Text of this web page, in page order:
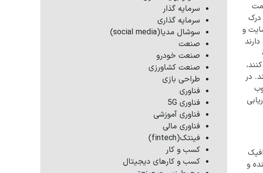
درک
و
در
و
سرمایه گذار
سرمایه گذاری
سوشال مدیا(social media)
صنعت
صنعت خودرو
صنعت کشاورزی
طراحی بازی
فناوری
فناوری 5G
فناوری آموزشی
فناوری مالی
فینتک(fintech)
کسب و کار
کسب و کارهای دیجیتال